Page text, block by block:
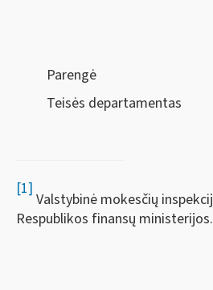
Parengė
Teisės departamentas
[1]
Valstybinė mokesčių
Respublikos finansų ministerijos.